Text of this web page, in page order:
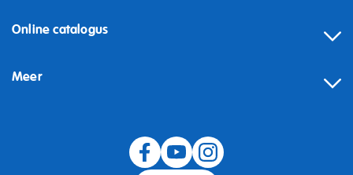
Online catalogus
Meer